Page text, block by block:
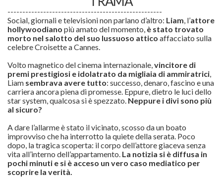
----------------------------------------------------
Social, giornali e televisioni non parlano d’altro: Liam, l’attore
hollywoodiano più amato del momento, è stato trovato
morto nel salotto del suo lussuoso attico affacciato sulla
celebre Croisette a Cannes.
Volto magnetico del cinema internazionale,vincitore di
premi prestigiosi e idolatrato da migliaia di ammiratrici,
Liam sembrava avere tutto: successo, denaro, fascino e una
carriera ancora piena di promesse. Eppure, dietro le luci dello
star system, qualcosa si è spezzato. Neppure i divi sono più
al sicuro?
A dare l’allarme è stato il vicinato, scosso da un boato
improvviso che ha interrotto la quiete della serata. Poco
dopo, la tragica scoperta: il corpo dell’attore giaceva senza
vita all’interno dell’appartamento. La notizia si è diffusa in
pochi minuti e si è acceso un vero caso mediatico per
scoprire la verità.